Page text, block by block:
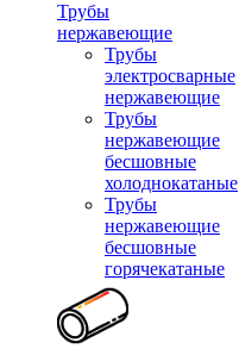
Трубы
нержавеющие
Трубы
электросварные
нержавеющие
Трубы
нержавеющие
бесшовные
холоднокатаные
Трубы
нержавеющие
бесшовные
горячекатаные